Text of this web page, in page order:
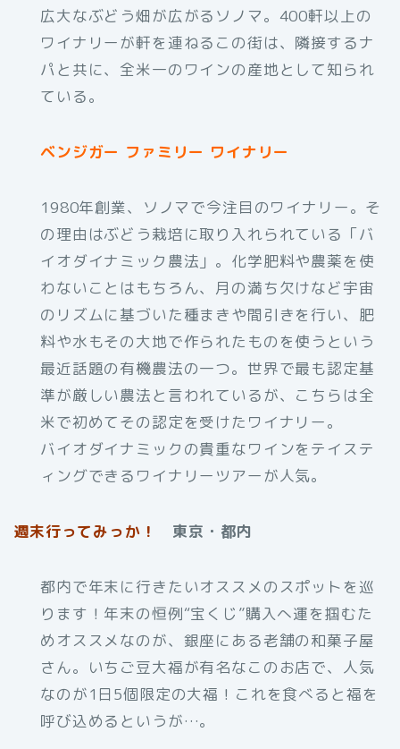
広大なぶどう畑が広がるソノマ。400軒以上の
ワイナリーが軒を連ねるこの街は、隣接するナ
パと共に、全米一のワインの産地として知られ
ている。
ベンジガー ファミリー ワイナリー
1980年創業、ソノマで今注目のワイナリー。そ
の理由はぶどう栽培に取り入れられている「バ
イオダイナミック農法」。化学肥料や農薬を使
わないことはもちろん、月の満ち欠けなど宇宙
のリズムに基づいた種まきや間引きを行い、肥
料や水もその大地で作られたものを使うという
最近話題の有機農法の一つ。世界で最も認定基
準が厳しい農法と言われているが、こちらは全
米で初めてその認定を受けたワイナリー。
バイオダイナミックの貴重なワインをテイステ
ィングできるワイナリーツアーが人気。
週末行ってみっか！ 東京・都内
都内で年末に行きたいオススメのスポットを巡
ります！年末の恒例“宝くじ”購入へ運を掴むた
めオススメなのが、銀座にある老舗の和菓子屋
さん。いちご豆大福が有名なこのお店で、人気
なのが1日5個限定の大福！これを食べると福を
呼び込めるというが…。